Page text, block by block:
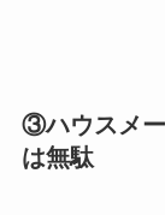
③ハウスメ
は無駄